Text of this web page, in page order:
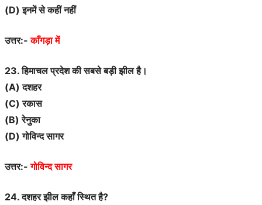
(D) इनमें से कहीं नहीं
उत्तर:-काँगड़ा में
23. हिमाचल प्रदेश की सबसे बड़ी झील है।
(A) दशहर
(C) रकास
(B) रेनुका
(D) गोविन्द सागर
उत्तर:-गोविन्द सागर
24. दशहर झील कहाँ स्थित है?